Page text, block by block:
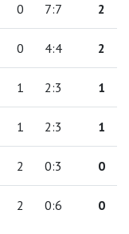
0 7:7 2
0 4:4 2
1 2:3 1
1 2:3 1
2 0:3 0
2 0:6 0